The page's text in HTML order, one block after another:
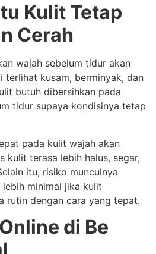
Kulit Tetap
Cerah
wajah sebelum tidur akan
terlihat kusam, berminyak, dan
butuh dibersihkan pada
tidur supaya kondisinya tetap
pada kulit wajah akan
kulit terasa lebih halus, segar,
itu, risiko munculnya
minimal jika kulit
rutin dengan cara yang tepat.
di Be